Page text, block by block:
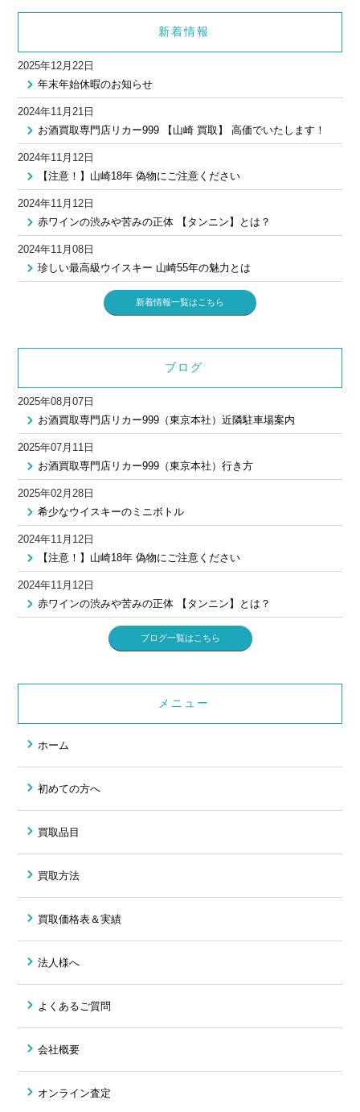
新着情報
2025年12月22日
年末年始休暇のお知らせ
2024年11月21日
お酒買取専門店リカー999 【山崎 買取】 高価でいたします！
2024年11月12日
【注意！】山崎18年 偽物にご注意ください
2024年11月12日
赤ワインの渋みや苦みの正体 【タンニン】とは？
2024年11月08日
珍しい最高級ウイスキー 山崎55年の魅力とは
新着情報一覧はこちら
ブログ
2025年08月07日
お酒買取専門店リカー999（東京本社）近隣駐車場案内
2025年07月11日
お酒買取専門店リカー999（東京本社）行き方
2025年02月28日
希少なウイスキーのミニボトル
2024年11月12日
【注意！】山崎18年 偽物にご注意ください
2024年11月12日
赤ワインの渋みや苦みの正体 【タンニン】とは？
ブログ一覧はこちら
メニュー
ホーム
初めての方へ
買取品目
買取方法
買取価格表＆実績
法人様へ
よくあるご質問
会社概要
オンライン査定